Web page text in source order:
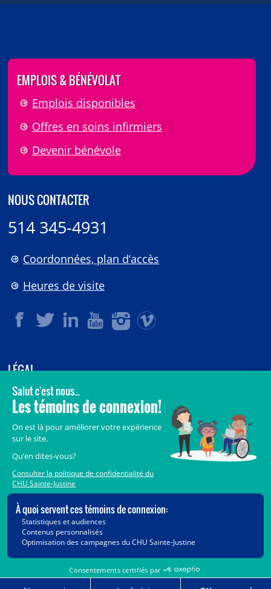
EMPLOIS & BÉNÉVOLAT
Emplois disponibles
Offres en soins infirmiers
Devenir bénévole
NOUS CONTACTER
514 345-4931
Coordonnées, plan d’accès
Heures de visite
LÉGAL
© 2006-2026CHU Sainte-Justine.
Tous droits réservés.
Crédits
Accès aux documents des organismes publics